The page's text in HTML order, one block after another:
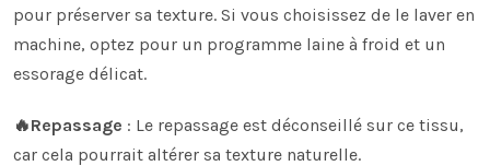
pour préserver sa texture. Si vous choisissez de le laver en
machine, optez pour un programme laine à froid et un
essorage délicat.
🔥Repassage : Le repassage est déconseillé sur ce tissu,
car cela pourrait altérer sa texture naturelle.